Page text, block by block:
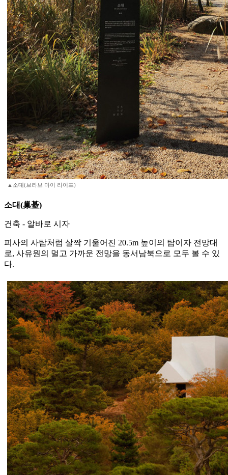
▲소대(브라보 마이 라이프)
소대(巢䑓)
건축 - 알바로 시자
피사의 사탑처럼 살짝 기울어진 20.5m 높이의 탑이자 전망대
로, 사유원의 멀고 가까운 전망을 동서남북으로 모두 볼 수 있
다.